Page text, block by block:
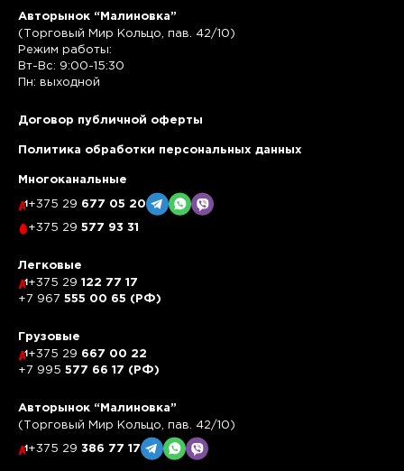
Авторынок “Малиновка”
(Торговый Мир Кольцо, пав. 42/10)
Режим работы:
Вт-Вс: 9:00-15:30
Пн: выходной
Договор публичной оферты
Политика обработки персональных данных
Многоканальные
+375 29 677 05 20
+375 29 577 93 31
Легковые
+375 29 122 77 17
+7 967 555 00 65 (РФ)
Грузовые
+375 29 667 00 22
+7 995 577 66 17 (РФ)
Авторынок “Малиновка”
(Торговый Мир Кольцо, пав. 42/10)
+375 29 386 77 17